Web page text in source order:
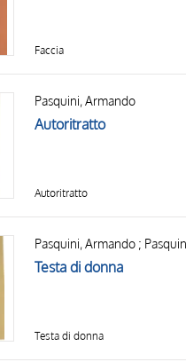
Faccia
Pasquini, Armando
Autoritratto
Autoritratto
Pasquini, Armando ;
Testa di donna
Testa di donna